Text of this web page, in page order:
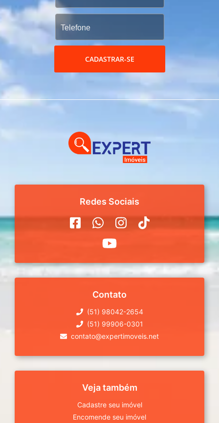
CADASTRAR-SE
Redes Sociais
Contato
(51) 98042-2654
(51) 99906-0301
contato@expertimoveis.net
Veja também
Cadastre seu imóvel
Encomende seu imóvel